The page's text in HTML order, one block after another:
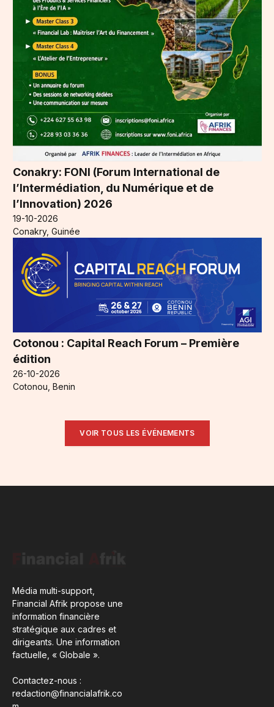
Conakry: FONI (Forum International de
l’Intermédiation, du Numérique et de
l’Innovation) 2026
19-10-2026
Conakry, Guinée
Cotonou : Capital Reach Forum – Première
édition
26-10-2026
Cotonou, Benin
VOIR TOUS LES ÉVÉNEMENTS
Média multi-support,
Financial Afrik propose une
information financière
stratégique aux cadres et
dirigeants. Une information
factuelle, « Globale ».
Contactez-nous :
redaction@financialafrik.co